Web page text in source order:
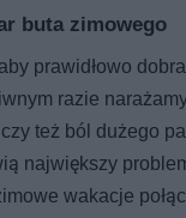
buta zimowego
prawidłowo
razie
też ból dużego
największy
wakacje